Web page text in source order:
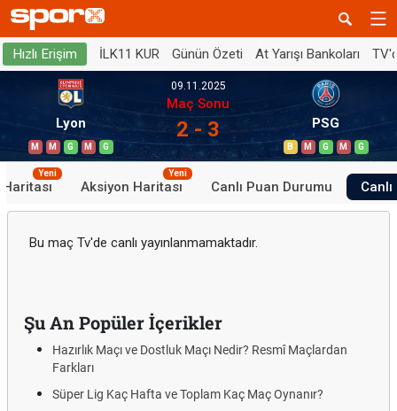
Hızlı Erişim İLK11 KUR Günün Özeti At Yarışı Bankoları
Lyon
M M G M G
09.11.2025
Maç Sonu
2 - 3 PSG
B M G M G
Haritası
Yeni
Aksiyon Haritası
Yeni
Canlı Puan Durumu
Bu maç Tv'de canlı yayınlanmamaktadır.
Şu An Popüler İçerikler
Hazırlık Maçı ve Dostluk Maçı Nedir? Resmî Maçlardan
Farkları
Süper Lig Kaç Hafta ve Toplam Kaç Maç Oynanır?